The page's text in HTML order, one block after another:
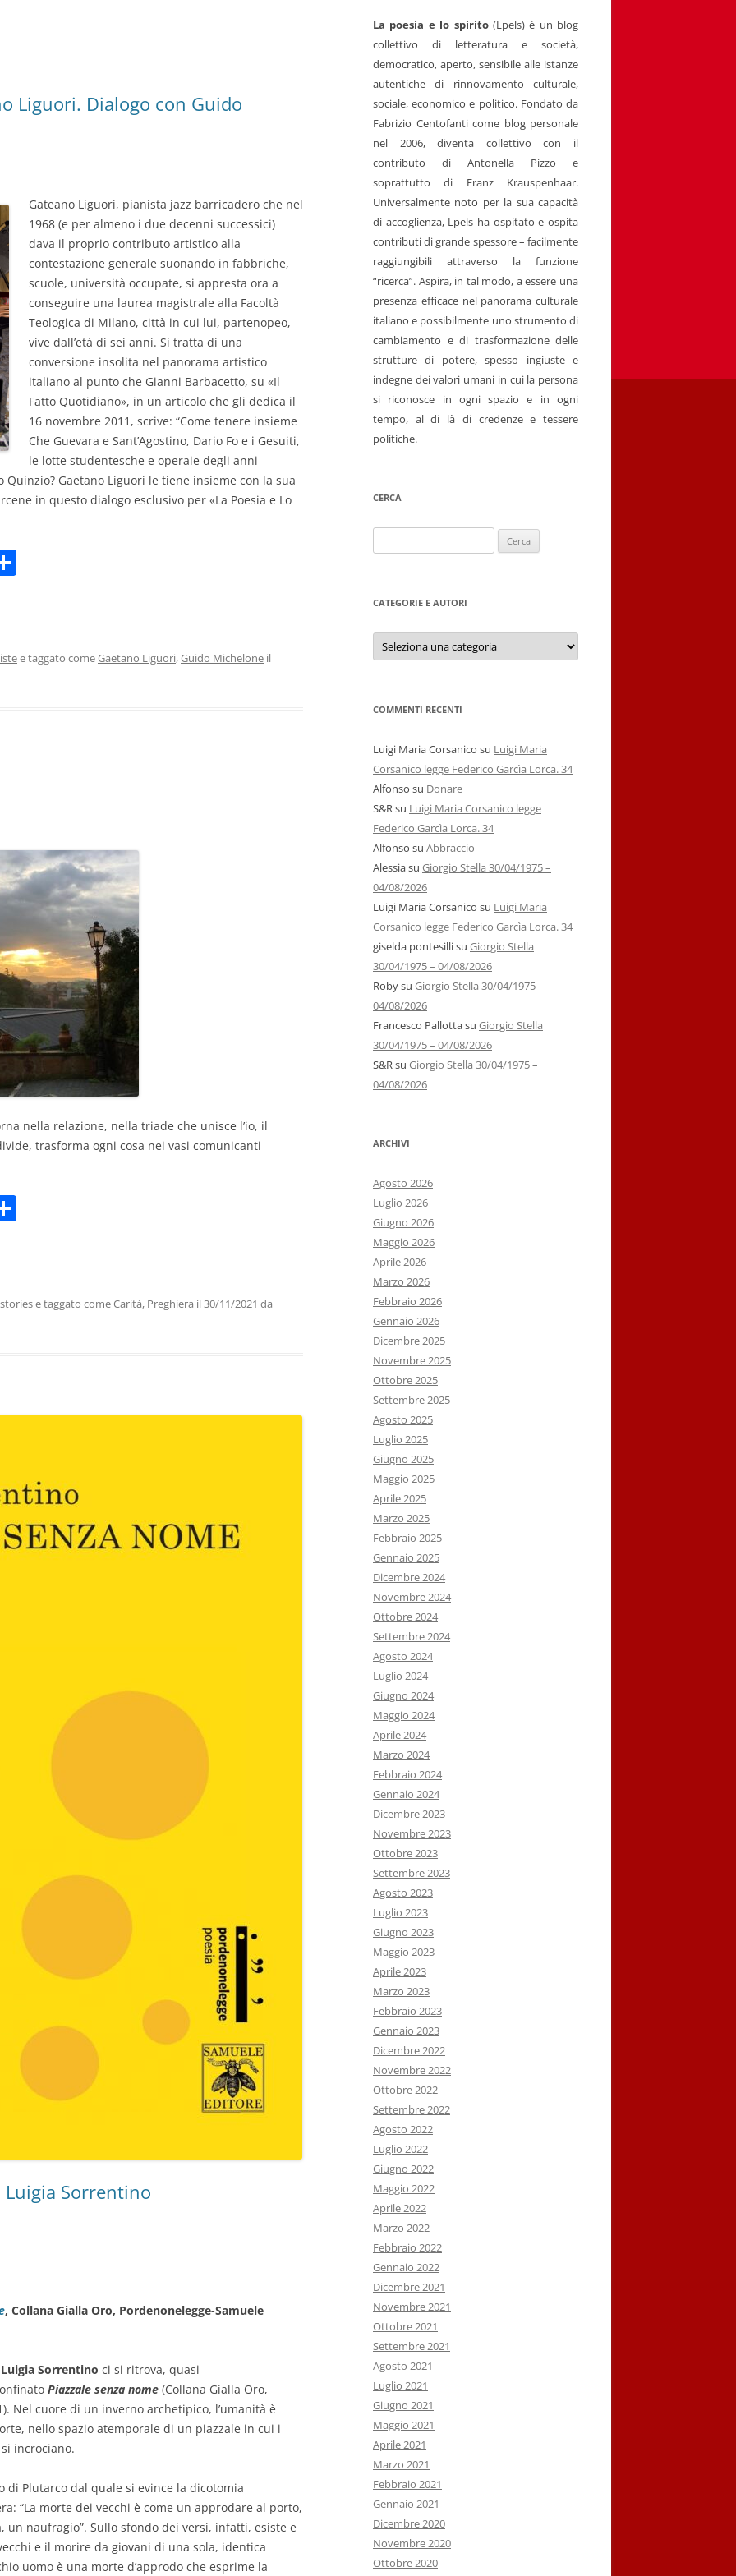
KIKA BOHR
MONICA MAZZITELLI
RICCARDO FERRAZZI
ROBERTO PLEVANO
STEFANIE GOLISCH
Liguori. Dialogo con Guido
Gateano Liguori, pianista jazz barricadero che nel
1968 (e per almeno i due decenni successici)
dava il proprio contributo artistico alla
contestazione generale suonando in fabbriche,
scuole, università occupate, si appresta ora a
conseguire una laurea magistrale alla Facoltà
Teologica di Milano, città in cui lui, partenopeo,
vive dall’età di sei anni. Si tratta di una
conversione insolita nel panorama artistico
italiano al punto che Gianni Barbacetto, su «Il
Fatto Quotidiano», in un articolo che gli dedica il
16 novembre 2011, scrive: “Come tenere insieme
Che Guevara e Sant’Agostino, Dario Fo e i Gesuiti,
le lotte studentesche e operaie degli anni
Gaetano Liguori le tiene insieme con la sua
in questo dialogo esclusivo per «La Poesia e Lo
vi
e taggato comeGaetano Liguori,Guido Michelone il
nella relazione, nella triade che unisce l’io, il
trasforma ogni cosa nei vasi comunicanti
vie taggato comeCarità, Preghiera il30/11/2021 da
Luigia Sorrentino
, Collana Gialla Oro, Pordenonelegge-Samuele
Luigia Sorrentino ci si ritrova, quasi
Piazzale senza nome (Collana Gialla Oro,
Nel cuore di un inverno archetipico, l’umanità è
nello spazio atemporale di un piazzale in cui i
incrociano.
di Plutarco dal quale si evince la dicotomia
“La morte dei vecchi è come un approdare al porto,
naufragio”. Sullo sfondo dei versi, infatti, esiste e
e il morire da giovani di una sola, identica
uomo è una morte d’approdo che esprime la
La poesia e lo spirito(Lpels) è un blog
collettivo di letteratura e società,
democratico, aperto, sensibile alle istanze
autentiche di rinnovamento culturale,
sociale, economico e politico. Fondato da
Fabrizio Centofanti come blog personale
nel 2006, diventa collettivo con il
contributo di Antonella Pizzo e
soprattutto di Franz Krauspenhaar.
Universalmente noto per la sua capacità
di accoglienza, Lpels ha ospitato e ospita
contributi di grande spessore – facilmente
raggiungibili attraverso la funzione
“ricerca”. Aspira, in tal modo, a essere una
presenza efficace nel panorama culturale
italiano e possibilmente uno strumento di
cambiamento e di trasformazione delle
strutture di potere, spesso ingiuste e
indegne dei valori umani in cui la persona
si riconosce in ogni spazio e in ogni
tempo, al di là di credenze e tessere
politiche.
CERCA
per:
CATEGORIE E AUTORI
Categorie
autori
COMMENTI RECENTI
Luigi Maria Corsanico su Luigi Maria
Corsanico legge Federico Garcìa Lorca. 34
Alfonso su Donare
S&Rsu Luigi Maria Corsanico legge
Federico Garcìa Lorca. 34
Alfonso su Abbraccio
Alessiasu Giorgio Stella 30/04/1975 –
04/08/2026
Luigi Maria Corsanico su Luigi Maria
Corsanico legge Federico Garcìa Lorca. 34
giselda pontesillisu Giorgio Stella
30/04/1975 – 04/08/2026
Robysu Giorgio Stella 30/04/1975 –
04/08/2026
Francesco Pallottasu Giorgio Stella
30/04/1975 – 04/08/2026
S&Rsu Giorgio Stella 30/04/1975 –
04/08/2026
ARCHIVI
Agosto 2026
Luglio 2026
Giugno 2026
Maggio 2026
Aprile 2026
Marzo 2026
Febbraio 2026
Gennaio 2026
Dicembre 2025
Novembre 2025
Ottobre 2025
Settembre 2025
Agosto 2025
Luglio 2025
Giugno 2025
Maggio 2025
Aprile 2025
Marzo 2025
Febbraio 2025
Gennaio 2025
Dicembre 2024
Novembre 2024
Ottobre 2024
Settembre 2024
Agosto 2024
Luglio 2024
Giugno 2024
Maggio 2024
Aprile 2024
Marzo 2024
Febbraio 2024
Gennaio 2024
Dicembre 2023
Novembre 2023
Ottobre 2023
Settembre 2023
Agosto 2023
Luglio 2023
Giugno 2023
Maggio 2023
Aprile 2023
Marzo 2023
Febbraio 2023
Gennaio 2023
Dicembre 2022
Novembre 2022
Ottobre 2022
Settembre 2022
Agosto 2022
Luglio 2022
Giugno 2022
Maggio 2022
Aprile 2022
Marzo 2022
Febbraio 2022
Gennaio 2022
Dicembre 2021
Novembre 2021
Ottobre 2021
Settembre 2021
Agosto 2021
Luglio 2021
Giugno 2021
Maggio 2021
Aprile 2021
Marzo 2021
Febbraio 2021
Gennaio 2021
Dicembre 2020
Novembre 2020
Ottobre 2020